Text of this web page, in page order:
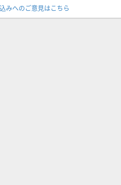
みへのご意見はこちら